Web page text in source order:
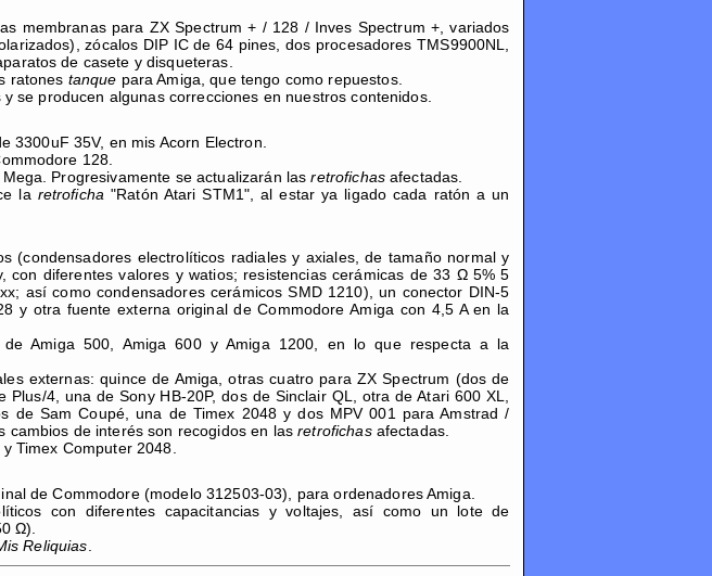
membranas para ZX Spectrum + / 128 / Inves Spectrum +, variados
zócalos DIP IC de 64 pines, dos procesadores TMS9900NL,
de casete y disqueteras.
ratones tanque para Amiga, que tengo como repuestos.
se producen algunas correcciones en nuestros contenidos.
3300uF 35V, en mis Acorn Electron.
128.
Progresivamente se actualizarán lasretrofichasafectadas.
la retroficha "Ratón Atari STM1", al estar ya ligado cada ratón a un
(condensadores electrolíticos radiales y axiales, de tamaño normal y
con diferentes valores y watios; resistencias cerámicas de 33 Ω 5% 5
así como condensadores cerámicos SMD 1210), un conector DIN-5
y otra fuente externa original de Commodore Amiga con 4,5 A en la
Amiga 500, Amiga 600 y Amiga 1200, en lo que respecta a la
externas: quince de Amiga, otras cuatro para ZX Spectrum (dos de
4, una de Sony HB-20P, dos de Sinclair QL, otra de Atari 600 XL,
de Sam Coupé, una de Timex 2048 y dos MPV 001 para Amstrad /
cambios de interés son recogidos en lasretrofichasafectadas.
Timex Computer 2048.
de Commodore (modelo 312503-03), para ordenadores Amiga.
con diferentes capacitancias y voltajes, así como un lote de
Ω).
Reliquias